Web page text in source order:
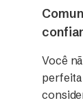
Você